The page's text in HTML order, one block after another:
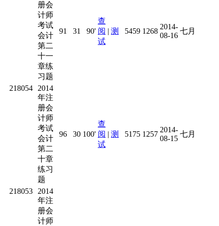
册会
计师
考试
会计
第二
十一
章练
习题
91 31 90'
查
阅 | 测
试
5459 1268
2014-
08-16
七月
218054
2014
年注
册会
计师
考试
会计
第二
十章
练习
题
96 30 100'
查
阅 | 测
试
5175 1257
2014-
08-15
七月
218053
2014
年注
册会
计师